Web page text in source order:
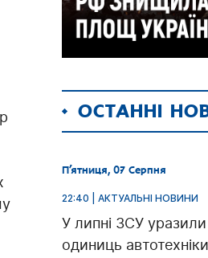
ОСТАННІ
П’ятниця, 07 Серпня
22:40 | АКТУАЛЬНІ НОВИНИ
У липні ЗСУ
одиниць